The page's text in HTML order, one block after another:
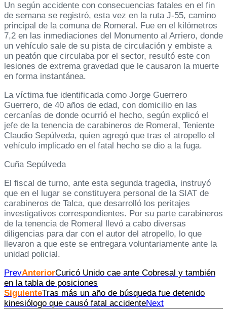
Un según accidente con consecuencias fatales en el fin
de semana se registró, esta vez en la ruta J-55, camino
principal de la comuna de Romeral. Fue en el kilómetros
7,2 en las inmediaciones del Monumento al Arriero, donde
un vehículo sale de su pista de circulación y embiste a
un peatón que circulaba por el sector, resultó este con
lesiones de extrema gravedad que le causaron la muerte
en forma instantánea.
La víctima fue identificada como Jorge Guerrero
Guerrero, de 40 años de edad, con domicilio en las
cercanías de donde ocurrió el hecho, según explicó el
jefe de la tenencia de carabineros de Romeral, Teniente
Claudio Sepúlveda, quien agregó que tras el atropello el
vehículo implicado en el fatal hecho se dio a la fuga.
Cuña Sepúlveda
El fiscal de turno, ante esta segunda tragedia, instruyó
que en el lugar se constituyera personal de la SIAT de
carabineros de Talca, que desarrolló los peritajes
investigativos correspondientes. Por su parte carabineros
de la tenencia de Romeral llevó a cabo diversas
diligencias para dar con el autor del atropello, lo que
llevaron a que este se entregara voluntariamente ante la
unidad policial.
PrevAnteriorCuricó Unido cae ante Cobresal y también
en la tabla de posiciones
SiguienteTras más un año de búsqueda fue detenido
kinesiólogo que causó fatal accidenteNext